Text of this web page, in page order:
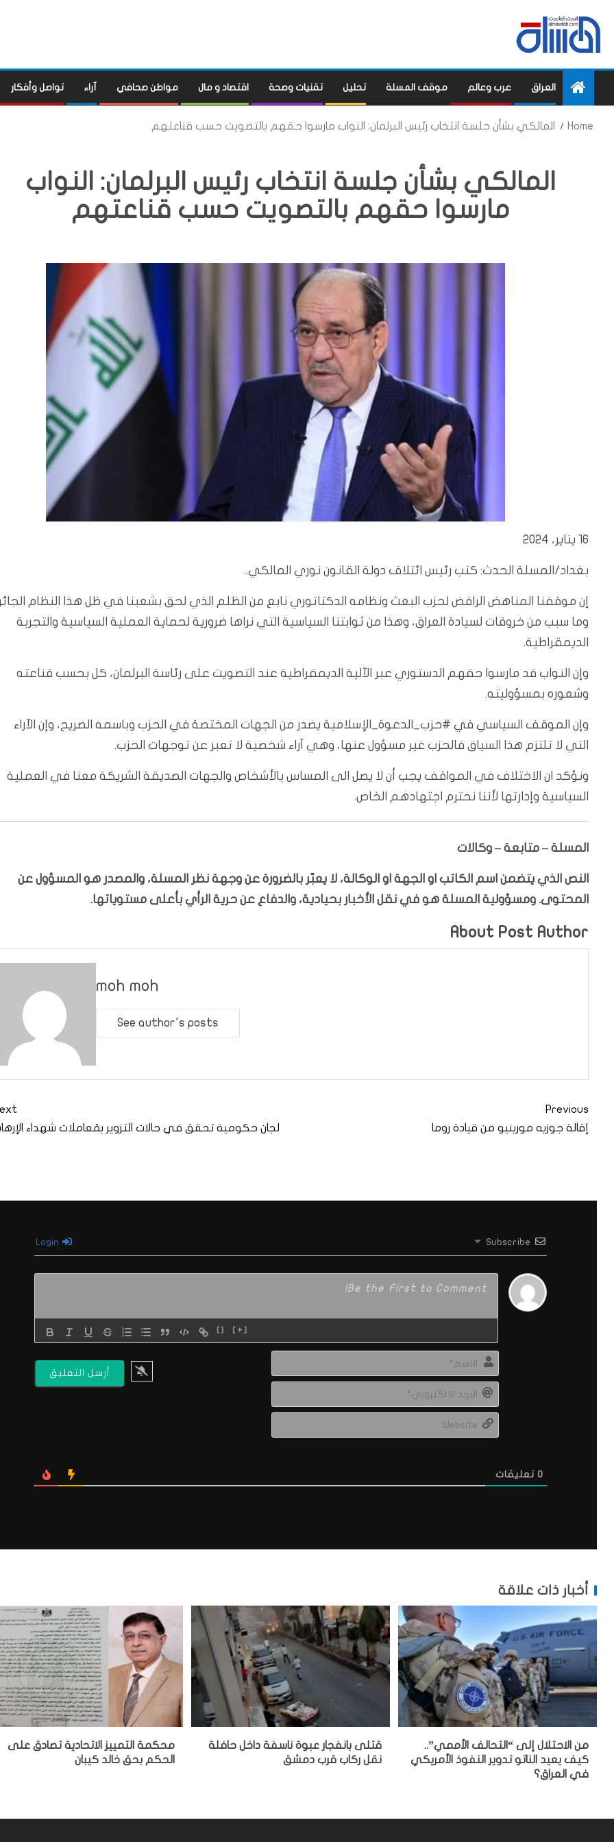
العراق عرب وعالم موقف المسلة تحليل تقنيات وصحة اقتصاد و مال مواطن صحافي آراء تواصل وأفكار
Home المالكي بشأن جلسة انتخاب رئيس البرلمان: النواب مارسوا حقهم بالتصويت حسب قناعتهم
المالكي بشأن جلسة انتخاب رئيس البرلمان: النواب
مارسوا حقهم بالتصويت حسب قناعتهم
16 يناير، 2024
بغداد/المسلة الحدث: كتب رئيس ائتلاف دولة القانون نوري المالكي..
‏إن موقفنا المناهض الرافض لحزب البعث ونظامه الدكتاتوري نابع من الظلم الذي لحق بشعبنا في ظل هذا النظام
وما سبب من خروقات لسيادة العراق، وهذا من ثوابتنا السياسية التي نراها ضرورية لحماية العملية السياسية والتجربة
الديمقراطية.
وإن النواب قد مارسوا حقهم الدستوري عبر الآلية الديمقراطية عند التصويت على رئاسة البرلمان، كل بحسب قناعته
وشعوره بمسؤوليته.
وإن الموقف السياسي في ‎#حزب_الدعوة_الإسلامية يصدر من الجهات المختصة في الحزب وباسمه الصريح، وإن الآراء
التي لا تلتزم هذا السياق فالحزب غير مسؤول عنها، وهي آراء شخصية لا تعبر عن توجهات الحزب.
ونؤكد ان الاختلاف في المواقف يجب أن لا يصل الى المساس بالأشخاص والجهات الصديقة الشريكة معنا في العملية
السياسية وإدارتها لأننا نحترم اجتهادهم الخاص.
المسلة – متابعة – وكالات
النص الذي يتضمن اسم الكاتب او الجهة او الوكالة، لا يعبّر بالضرورة عن وجهة نظر المسلة، والمصدر هو المسؤول عن
المحتوى. ومسؤولية المسلة هو في نقل الأخبار بحيادية، والدفاع عن حرية الرأي بأعلى مستوياتها.
About Post Author
moh moh
See author's posts
Previous
إقالة جوزيه مورينيو من قيادة روما
لجان حكومية تحقق في حالات التزوير بمُعاملات شهداء
Subscribe
{} [+]
0 تعليقات
أخبار ذات علاقة
من الاحتلال إلى “التحالف الأممي”..
كيف يعيد الناتو تدوير النفوذ الأمريكي
في العراق؟
قتلى بانفجار عبوة ناسفة داخل حافلة
نقل ركاب قرب دمشق
محكمة التمييز الاتحادية تصادق على
الحكم بحق خالد كيبان